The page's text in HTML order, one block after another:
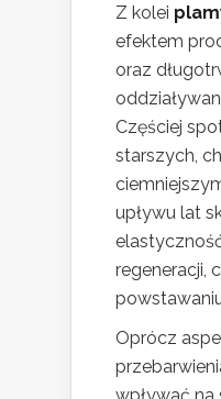
Z kolei
efektem
oraz
Częściej
starszych,
upływu lat
regeneracji,
Oprócz
wpływać